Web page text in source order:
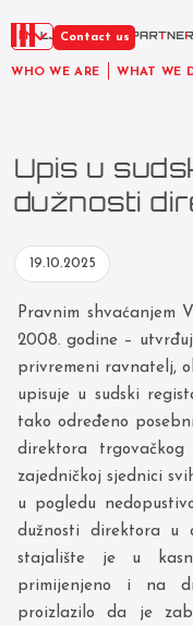
WHO WE ARE WHAT WE
EN Contact us
Upis u
dužnosti
19.10.2025
Pravnim shvaćanjem
2008. godine –
privremeni ravnatelj,
upisuje u sudski
tako određeno
direktora
zajedničkoj sjednici
u pogledu
dužnosti direktora u
stajalište je u
primijenjeno i na
proizlazilo da je